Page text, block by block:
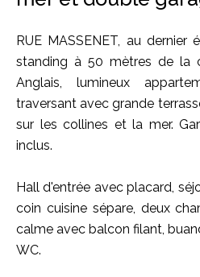
RUE MASSENET, au
standing à 50 mètres de la
Anglais, lumineux
traversant avec grande
sur les collines et la mer.
inclus.
Hall d'entrée avec placard,
coin cuisine sépare, deux
calme avec balcon filant,
WC.